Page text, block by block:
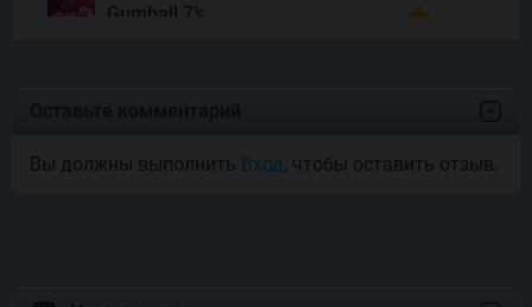
Gumball 7’s
Money Mariachi Infinity
Вы должны выполнить Вход, чтобы оставить отзыв.